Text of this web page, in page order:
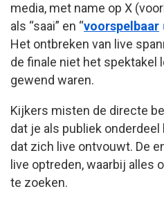
media, met name op X
als “saai” en “voorspelbaar
Het ontbreken van live
de finale niet het spektakel
gewend waren.
Kijkers misten de directe
dat je als publiek
dat zich live ontvouwt. De
live optreden, waarbij alles
te zoeken.